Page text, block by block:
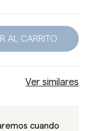
AL CARRITO
Ver similares
cuando